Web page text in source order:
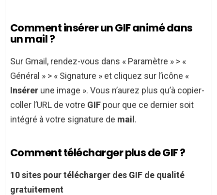
Comment insérer un GIF animé dans
un mail ?
Sur Gmail, rendez-vous dans « Paramètre » > «
Général » > « Signature » et cliquez sur l’icône «
Insérer une image ». Vous n’aurez plus qu’à copier-
coller l’URL de votre GIF pour que ce dernier soit
intégré à votre signature de mail.
Comment télécharger plus de GIF ?
10 sites pourtélécharger des GIF de qualité
gratuitement